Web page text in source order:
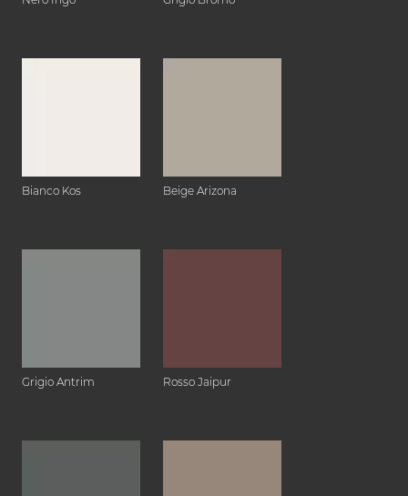
Bianco Kos Beige Arizona
Grigio Antrim Rosso Jaipur